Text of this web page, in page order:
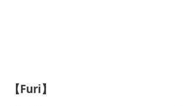
【Furi】